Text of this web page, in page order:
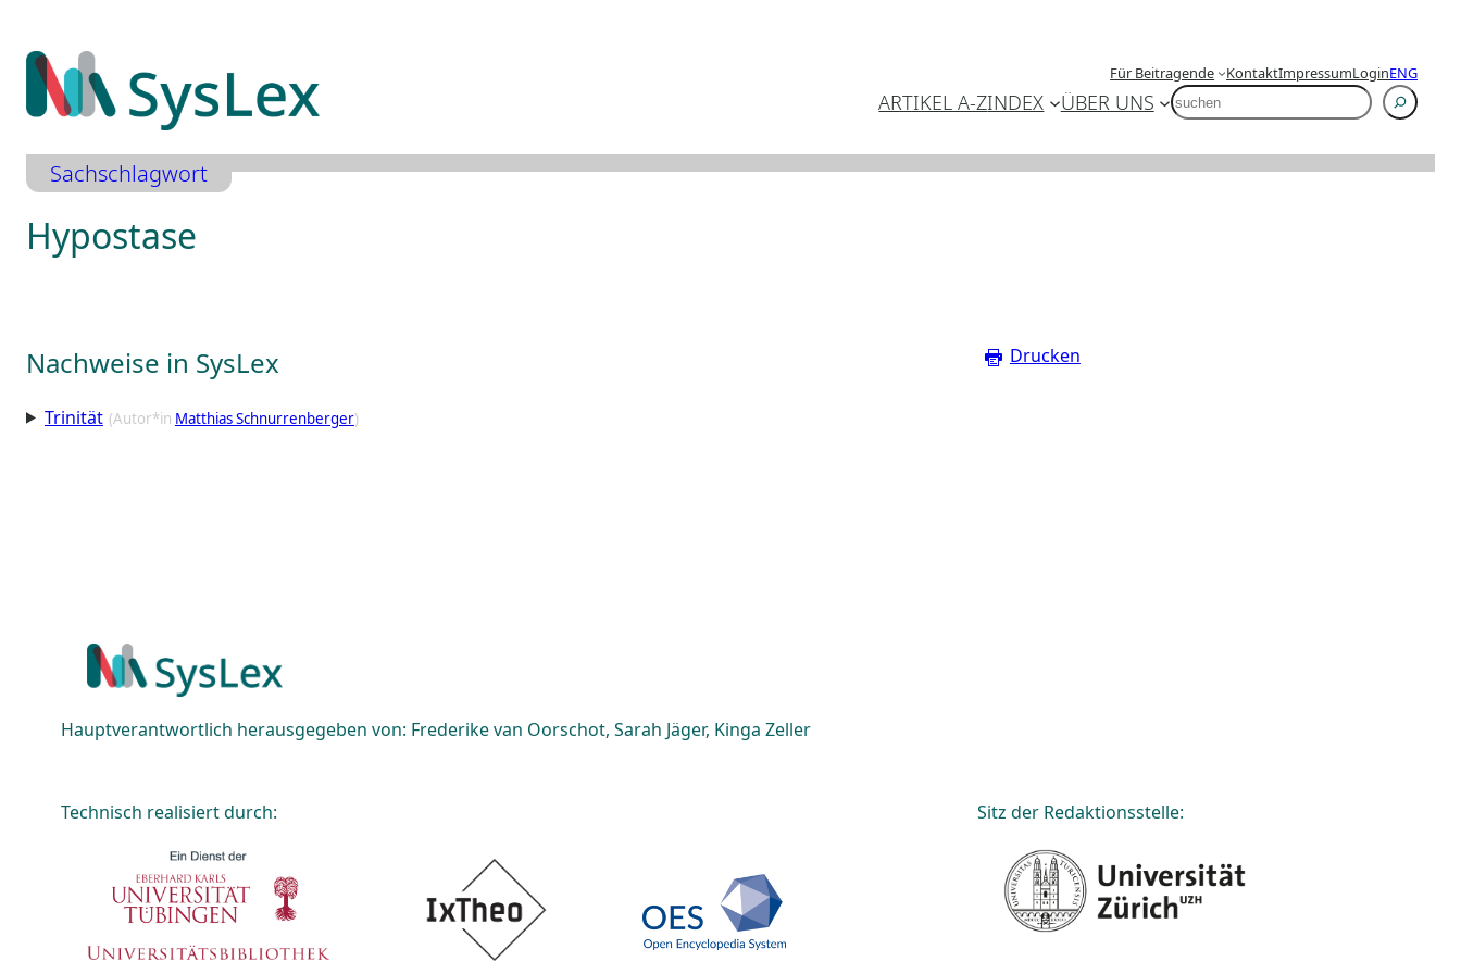
Inhalt
springen
Für Beitragende KontaktImpressumLoginENG
ARTIKEL A-ZINDEX ÜBER UNS SUCHEN
Sachschlagwort
Hypostase
Nachweise in SysLex
Trinität (Autor*in Matthias Schnurrenberger)
Drucken
Hauptverantwortlich herausgegeben von: Frederike van Oorschot, Sarah Jäger, Kinga Zeller
Technisch realisiert durch: Sitz der Redaktionsstelle: